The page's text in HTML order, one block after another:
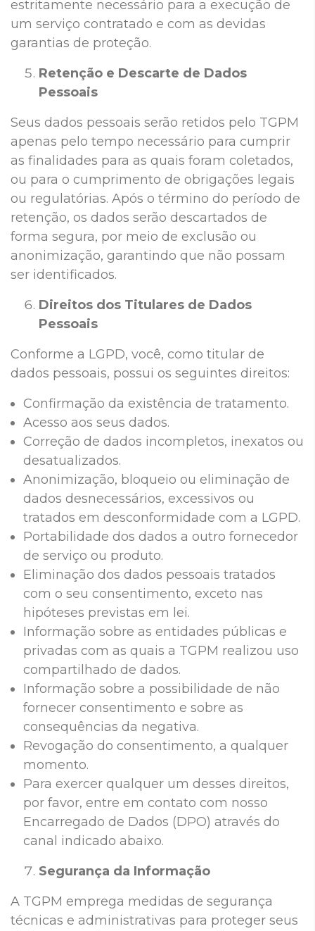
estritamente necessário para a execução de
um serviço contratado e com as devidas
garantias de proteção.
Retenção e Descarte de Dados
Pessoais
Seus dados pessoais serão retidos pelo TGPM
apenas pelo tempo necessário para cumprir
as finalidades para as quais foram coletados,
ou para o cumprimento de obrigações legais
ou regulatórias. Após o término do período de
retenção, os dados serão descartados de
forma segura, por meio de exclusão ou
anonimização, garantindo que não possam
ser identificados.
Direitos dos Titulares de Dados
Pessoais
Conforme a LGPD, você, como titular de
dados pessoais, possui os seguintes direitos:
Confirmação da existência de tratamento.
Acesso aos seus dados.
Correção de dados incompletos, inexatos ou
desatualizados.
Anonimização, bloqueio ou eliminação de
dados desnecessários, excessivos ou
tratados em desconformidade com a LGPD.
Portabilidade dos dados a outro fornecedor
de serviço ou produto.
Eliminação dos dados pessoais tratados
com o seu consentimento, exceto nas
hipóteses previstas em lei.
Informação sobre as entidades públicas e
privadas com as quais a TGPM realizou uso
compartilhado de dados.
Informação sobre a possibilidade de não
fornecer consentimento e sobre as
consequências da negativa.
Revogação do consentimento, a qualquer
momento.
Para exercer qualquer um desses direitos,
por favor, entre em contato com nosso
Encarregado de Dados (DPO) através do
canal indicado abaixo.
Segurança da Informação
A TGPM emprega medidas de segurança
técnicas e administrativas para proteger seus